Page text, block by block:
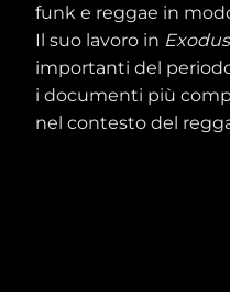
funk e reggae in
Il suo lavoro in Exodus
importanti del
i documenti più
nel contesto del